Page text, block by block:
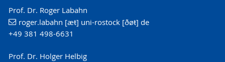
Prof. Dr. Roger Labahn
roger.labahn [æŧ] uni-rostock [ðøŧ] de
+49 381 498-6631
Prof. Dr. Holger Helbig